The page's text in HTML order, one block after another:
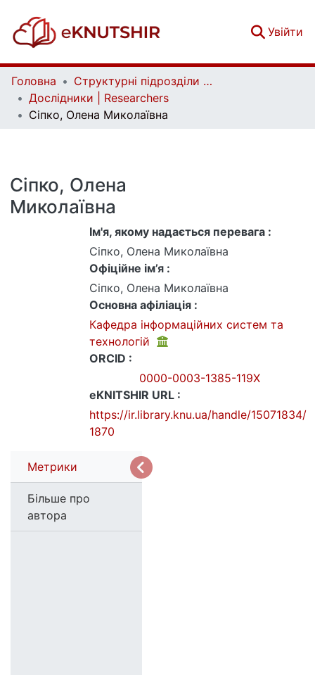
Увійти
Головна
Структурні підрозділи Київського національного університету імені Тараса Шевченка та Організації | Faculties, Institutes and Departments of Taras Shevchenko National University of Kyiv and Organizations
Дослідники | Researchers
Сіпко, Олена Миколаївна
Сіпко, Олена
Миколаївна
Ім'я, якому надається перевага :
Сіпко, Олена Миколаївна
Офіційне ім’я :
Сіпко, Олена Миколаївна
Основна афіліація :
Кафедра інформаційних систем та
технологій
ORCID :
0000-0003-1385-119X
eKNITSHIR URL :
https://ir.library.knu.ua/handle/15071834/
1870
Метрики
Більше про
автора